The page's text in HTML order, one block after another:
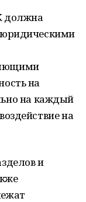
должна
юридическими
на
на каждый
на
и